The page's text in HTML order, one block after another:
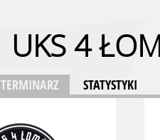
UKS 4
TERMINARZ STATYSTYKI